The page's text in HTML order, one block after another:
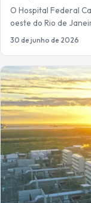
O Hospital Federal
oeste do Rio de
30 de junho de 2026